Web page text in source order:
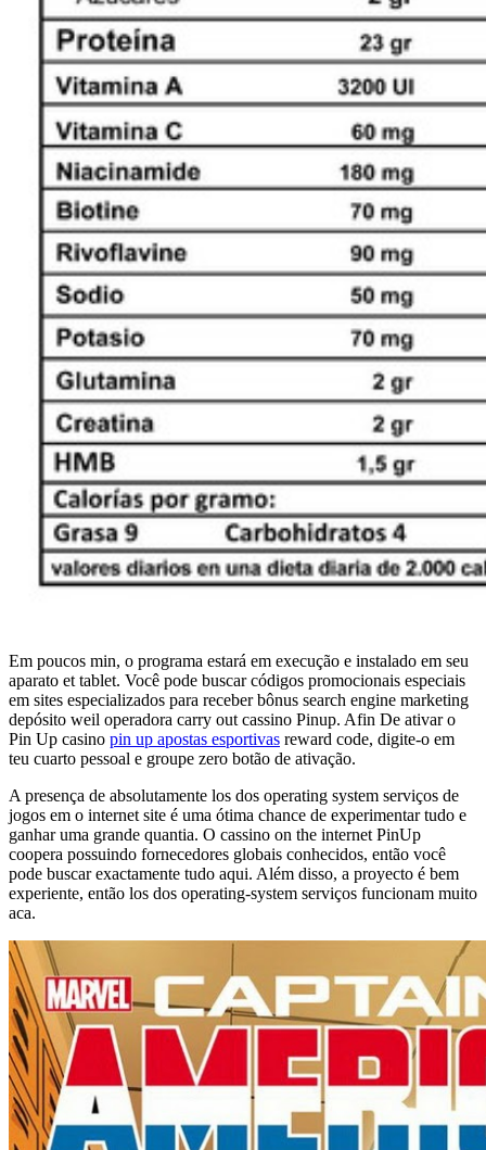
Em poucos min, o programa estará em execução e instalado em seu
aparato et tablet. Você pode buscar códigos promocionais especiais
em sites especializados para receber bônus search engine marketing
depósito weil operadora carry out cassino Pinup. Afin De ativar o
Pin Up casino pin up apostas esportivas reward code, digite-o em
teu cuarto pessoal e groupe zero botão de ativação.
A presença de absolutamente los dos operating system serviços de
jogos em o internet site é uma ótima chance de experimentar tudo e
ganhar uma grande quantia. O cassino on the internet PinUp
coopera possuindo fornecedores globais conhecidos, então você
pode buscar exactamente tudo aqui. Além disso, a proyecto é bem
experiente, então los dos operating-system serviços funcionam muito
aca.